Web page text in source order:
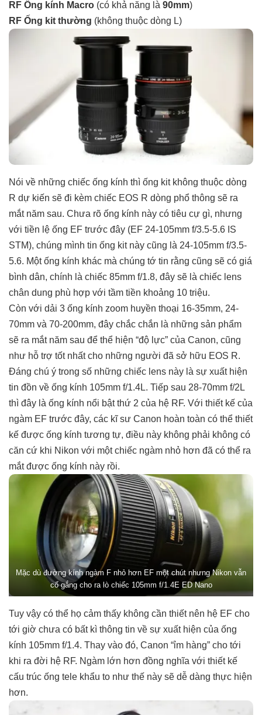
RF Ống kính Macro (có khả năng là 90mm)
RF Ống kit thường (không thuộc dòng L)
Nói về những chiếc ống kính thì ống kit không thuộc dòng
R dự kiến sẽ đi kèm chiếc EOS R dòng phổ thông sẽ ra
mắt năm sau. Chưa rõ ống kính này có tiêu cự gì, nhưng
với tiền lệ ống EF trước đây (EF 24-105mm f/3.5-5.6 IS
STM), chúng mình tin ống kit này cũng là 24-105mm f/3.5-
5.6. Một ống kính khác mà chúng tớ tin rằng cũng sẽ có giá
bình dân, chính là chiếc 85mm f/1.8, đây sẽ là chiếc lens
chân dung phù hợp với tầm tiền khoảng 10 triệu.
Còn với dải 3 ống kính zoom huyền thoại 16-35mm, 24-
70mm và 70-200mm, đây chắc chắn là những sản phẩm
sẽ ra mắt năm sau để thể hiện “độ lực” của Canon, cũng
như hỗ trợ tốt nhất cho những người đã sở hữu EOS R.
Đáng chú ý trong số những chiếc lens này là sự xuất hiện
tin đồn về ống kính 105mm f/1.4L. Tiếp sau 28-70mm f/2L
thì đây là ống kính nổi bật thứ 2 của hệ RF. Với thiết kế của
ngàm EF trước đây, các kĩ sư Canon hoàn toàn có thể thiết
kế được ống kính tương tự, điều này không phải không có
căn cứ khi Nikon với một chiếc ngàm nhỏ hơn đã có thể ra
mắt được ống kính này rồi.
Mặc dù đường kính ngàm F nhỏ hơn EF một chút nhưng Nikon vẫn
cố gắng cho ra lò chiếc 105mm f/1.4E ED Nano
Tuy vậy có thể họ cảm thấy không cần thiết nên hệ EF cho
tới giờ chưa có bất kì thông tin về sự xuất hiện của ống
kính 105mm f/1.4. Thay vào đó, Canon “ỉm hàng” cho tới
khi ra đời hệ RF. Ngàm lớn hơn đồng nghĩa với thiết kế
cấu trúc ống tele khẩu to như thế này sẽ dễ dàng thực hiện
hơn.